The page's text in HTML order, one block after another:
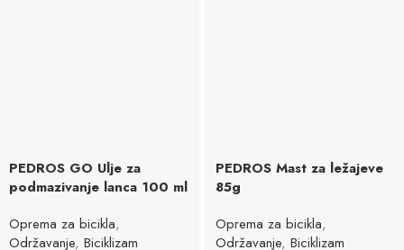
PEDROS GO Ulje za
podmazivanje lanca 100 ml
Oprema za bicikla,
Održavanje, Biciklizam
PEDROS Mast za ležajeve
85g
Oprema za bicikla,
Održavanje, Biciklizam